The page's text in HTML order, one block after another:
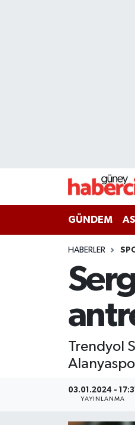
GÜNDEM
HABERLER
Trendyol
03.01.2024 - 17:31
YAYINLANMA
Haber Arşivi